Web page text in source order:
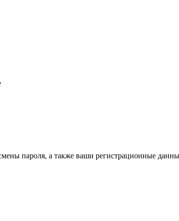
пароля, а также ваши регистрационные